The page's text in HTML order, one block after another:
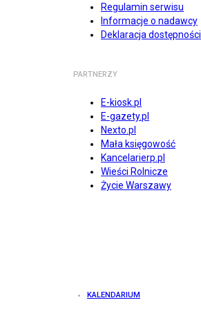
Regulamin serwisu
Informacje o nadawcy
Deklaracja dostępności
PARTNERZY
E-kiosk.pl
E-gazety.pl
Nexto.pl
Mała księgowość
Kancelarierp.pl
Wieści Rolnicze
Życie Warszawy
KALENDARIUM